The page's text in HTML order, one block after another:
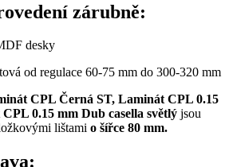
zárubně:
desky
od regulace 60-75 mm do 300-320 mm
CPL Černá ST, Laminát CPL 0.15
0.15 mm Dub casella světlý jsou
lištami o šířce 80 mm.